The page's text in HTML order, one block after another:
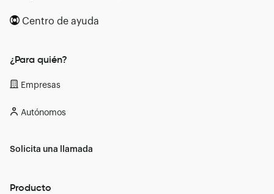
Centro de ayuda
¿Para quién?
Empresas
Autónomos
Solicita una llamada
Producto